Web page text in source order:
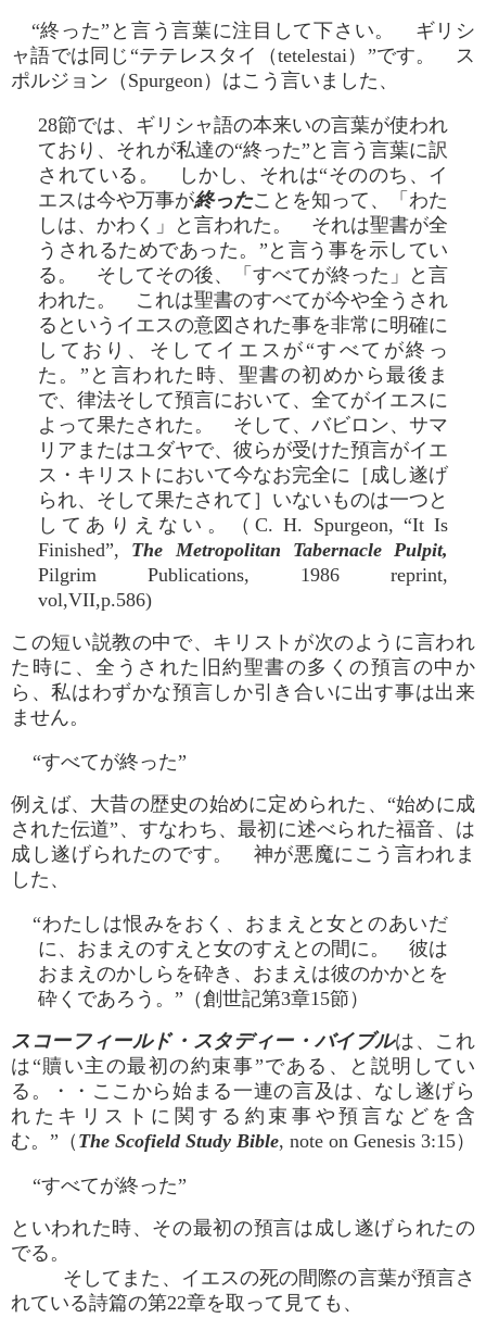
“終った”と言う言葉に注目して下さい。 ギリシ
ャ語では同じ“テテレスタイ（tetelestai）”です。 ス
ポルジョン（Spurgeon）はこう言いました、
28節では、ギリシャ語の本来いの言葉が使われ
ており、それが私達の“終った”と言う言葉に訳
されている。 しかし、それは“そののち、イ
エスは今や万事が終ったことを知って、「わた
しは、かわく」と言われた。 それは聖書が全
うされるためであった。”と言う事を示してい
る。 そしてその後、「すべてが終った」と言
われた。 これは聖書のすべてが今や全うされ
るというイエスの意図された事を非常に明確に
しており、そしてイエスが“すべてが終っ
た。”と言われた時、聖書の初めから最後ま
で、律法そして預言において、全てがイエスに
よって果たされた。 そして、バビロン、サマ
リアまたはユダヤで、彼らが受けた預言がイエ
ス・キリストにおいて今なお完全に［成し遂げ
られ、そして果たされて］いないものは一つと
してありえない。（C. H. Spurgeon, “It Is
Finished”, The Metropolitan Tabernacle Pulpit,
Pilgrim Publications, 1986 reprint,
vol,VII,p.586)
この短い説教の中で、キリストが次のように言われ
た時に、全うされた旧約聖書の多くの預言の中か
ら、私はわずかな預言しか引き合いに出す事は出来
ません。
“すべてが終った”
例えば、大昔の歴史の始めに定められた、“始めに成
された伝道”、すなわち、最初に述べられた福音、は
成し遂げられたのです。 神が悪魔にこう言われま
した、
“わたしは恨みをおく、おまえと女とのあいだ
に、おまえのすえと女のすえとの間に。 彼は
おまえのかしらを砕き、おまえは彼のかかとを
砕くであろう。”（創世記第3章15節）
スコーフィールド・スタディー・バイブルは、これ
は“贖い主の最初の約束事”である、と説明してい
る。・・ここから始まる一連の言及は、なし遂げら
れたキリストに関する約束事や預言などを含
む。”（ The Scofield Study Bible, note on Genesis 3:15）
“すべてが終った”
といわれた時、その最初の預言は成し遂げられたの
でる。
そしてまた、イエスの死の間際の言葉が預言さ
れている詩篇の第22章を取って見ても、